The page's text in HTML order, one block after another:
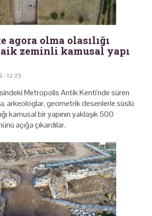
agora olma olasılığı
zeminli kamusal yapı
- 12:25
Metropolis Antik Kenti'nde süren
arkeologlar, geometrik desenlerle süslü
kamusal bir yapının yaklaşık 500
açığa çıkardılar.